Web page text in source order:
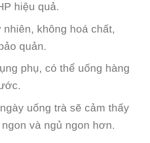
hiệu quả.
nhiên, không hoá chất,
quản.
phụ, có thể uống hàng
uống trà sẽ cảm thấy
và ngủ ngon hơn.